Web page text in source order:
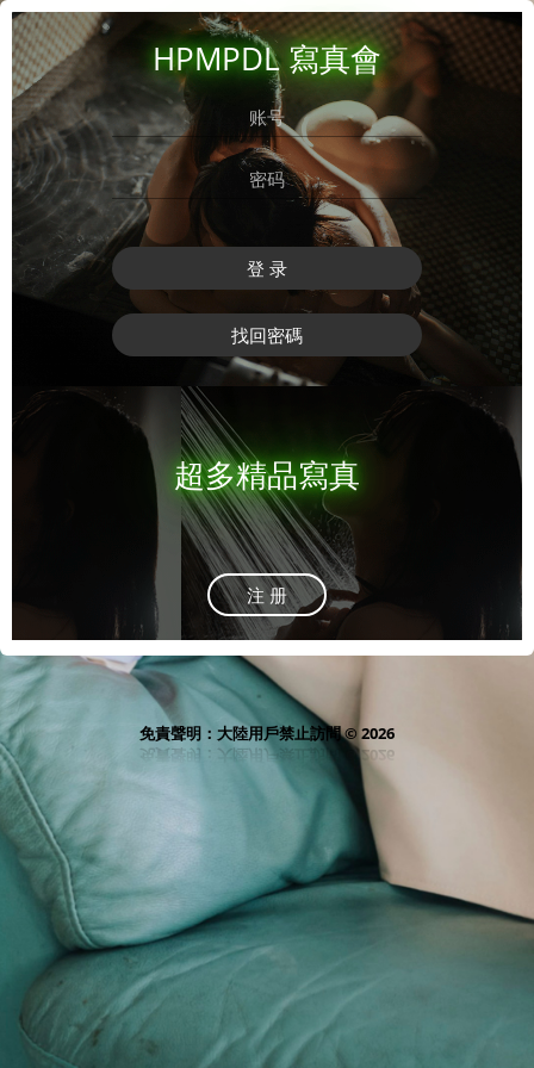
HPMPDL 寫真會
登 录
找回密碼
超多精品寫真
注 册
登 录
免責聲明：大陸用戶禁止訪問 © 2026